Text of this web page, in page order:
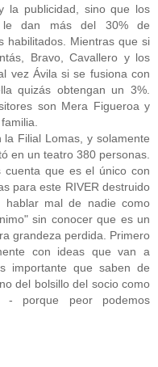
la publicidad, sino que los
le dan más del 30% de
habilitados. Mientras que si
Bravo, Cavallero y los
vez Ávila si se fusiona con
quizás obtengan un 3%.
son Mera Figueroa y
la Filial Lomas, y solamente
en un teatro 380 personas.
cuenta que es el único con
para este RIVER destruido
hablar mal de nadie como
sin conocer que es un
grandeza perdida. Primero
con ideas que van a
importante que saben de
del bolsillo del socio como
- porque peor podemos